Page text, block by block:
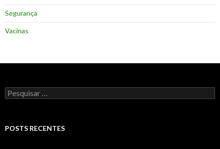
Segurança
Vacinas
Pesquisar
por:
POSTS RECENTES